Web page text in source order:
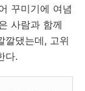
꾸미기에 여념
사람과 함께
깔댔는데, 고위
다.